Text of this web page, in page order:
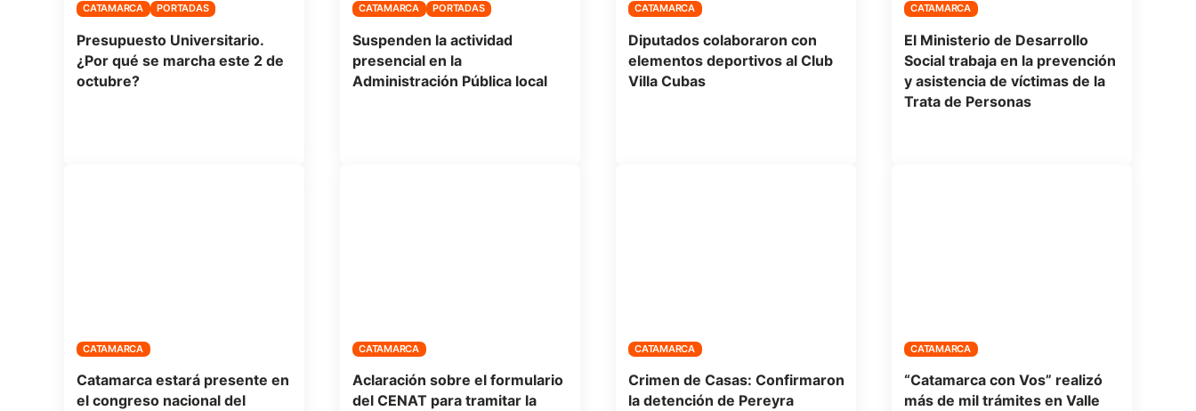
CATAMARCA PORTADAS
Presupuesto Universitario.
¿Por qué se marcha este 2 de
octubre?
CATAMARCA PORTADAS
Suspenden la actividad
presencial en la
Administración Pública local
CATAMARCA
Diputados colaboraron con
elementos deportivos al Club
Villa Cubas
CATAMARCA
El Ministerio de Desarrollo
Social trabaja en la prevención
y asistencia de víctimas de la
Trata de Personas
CATAMARCA
Catamarca estará presente en
el congreso nacional del
CATAMARCA
Aclaración sobre el formulario
del CENAT para tramitar la
CATAMARCA
Crimen de Casas: Confirmaron
la detención de Pereyra
CATAMARCA
“Catamarca con Vos” realizó
más de mil trámites en Valle